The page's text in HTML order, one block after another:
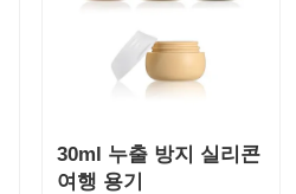
30ml 누출 방지 실리콘
여행 용기